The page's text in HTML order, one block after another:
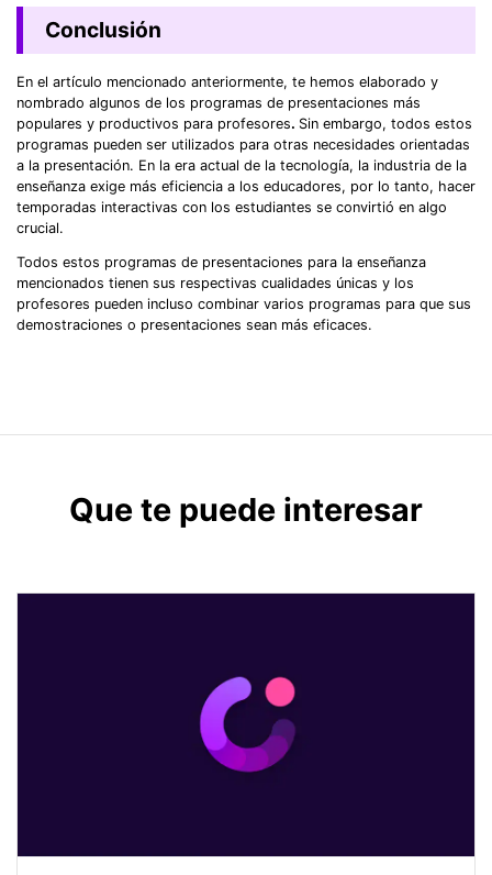
Conclusión
En el artículo mencionado anteriormente, te hemos elaborado y
nombrado algunos de los programas de presentaciones más
populares y productivos para profesores. Sin embargo, todos estos
programas pueden ser utilizados para otras necesidades orientadas
a la presentación. En la era actual de la tecnología, la industria de la
enseñanza exige más eficiencia a los educadores, por lo tanto, hacer
temporadas interactivas con los estudiantes se convirtió en algo
crucial.
Todos estos programas de presentaciones para la enseñanza
mencionados tienen sus respectivas cualidades únicas y los
profesores pueden incluso combinar varios programas para que sus
demostraciones o presentaciones sean más eficaces.
Que te puede interesar